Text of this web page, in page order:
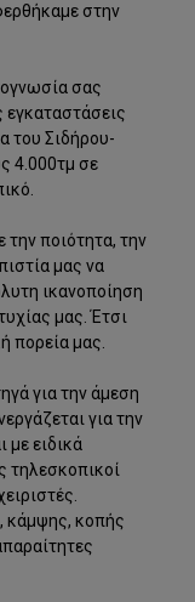
στην
σας
εγκαταστάσεις
του Σιδήρου-
4.000τμ σε
την ποιότητα, την
μας να
ικανοποίηση
μας. Έτσι
πορεία μας.
για την άμεση
για την
ειδικά
τηλεσκοπικοί
κάμψης, κοπής